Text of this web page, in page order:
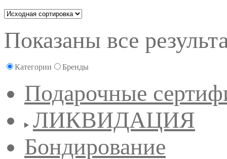
Показаны все
Категории Бренды
Подарочные
ЛИКВИДАЦИЯ
Бондирование